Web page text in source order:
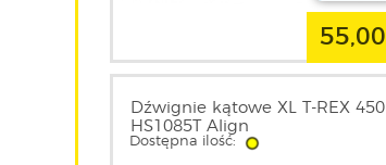
Dźwignie kątowe XL T-REX
HS1085T Align
Dostępna ilość: